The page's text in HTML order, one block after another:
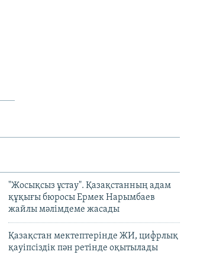
"Жосықсыз ұстау". Қазақстанның адам
құқығы бюросы Ермек Нарымбаев
жайлы мәлімдеме жасады
Қазақстан мектептерінде ЖИ, цифрлық
қауіпсіздік пән ретінде оқытылады